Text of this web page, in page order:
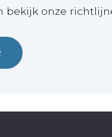
bekijk onze